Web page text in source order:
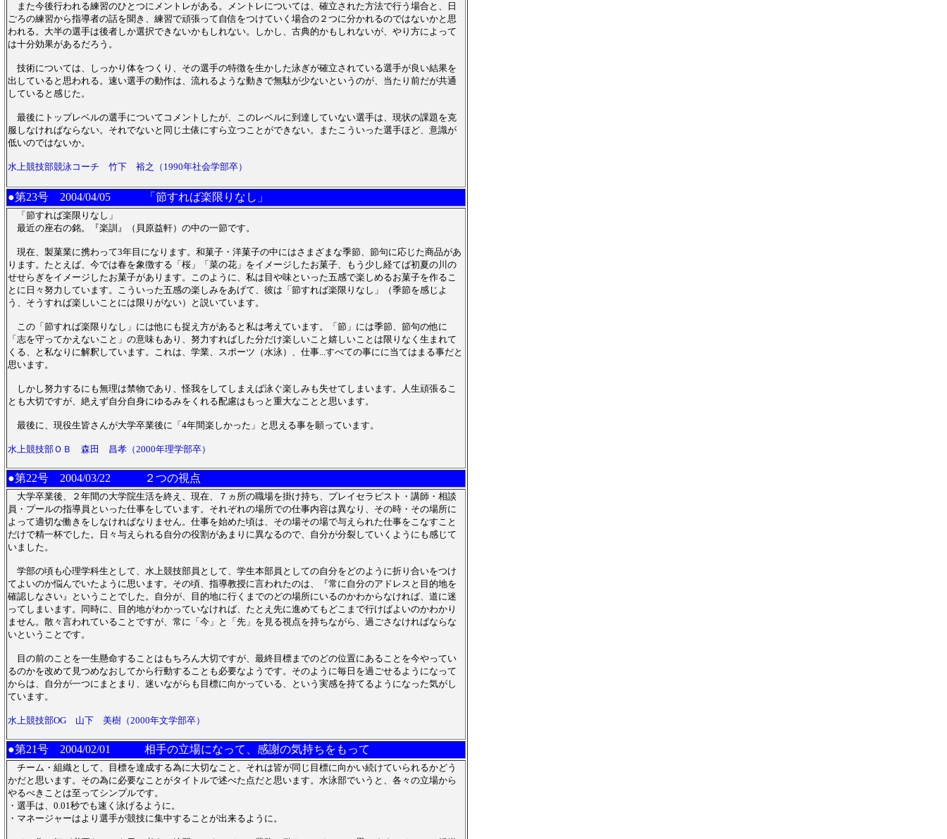
また今後行われる練習のひとつにメントレがある。メントレについては、確立された方法で行う場合と、日
ごろの練習から指導者の話を聞き、練習で頑張って自信をつけていく場合の２つに分かれるのではないかと思
われる。大半の選手は後者しか選択できないかもしれない。しかし、古典的かもしれないが、やり方によって
は十分効果があるだろう。
技術については、しっかり体をつくり、その選手の特徴を生かした泳ぎが確立されている選手が良い結果を
出していると思われる。速い選手の動作は、流れるような動きで無駄が少ないというのが、当たり前だが共通
していると感じた。
最後にトップレベルの選手についてコメントしたが、このレベルに到達していない選手は、現状の課題を克
服しなければならない。それでないと同じ土俵にすら立つことができない。またこういった選手ほど、意識が
低いのではないか。
水上競技部競泳コーチ 竹下 裕之（1990年社会学部卒）
●第23号 2004/04/05 「節すれば楽限りなし」
「節すれば楽限りなし」
最近の座右の銘。『楽訓』（貝原益軒）の中の一節です。
現在、製菓業に携わって3年目になります。和菓子・洋菓子の中にはさまざまな季節、節句に応じた商品があ
ります。たとえば、今では春を象徴する「桜」「菜の花」をイメージしたお菓子、もう少し経てば初夏の川の
せせらぎをイメージしたお菓子があります。このように、私は目や味といった五感で楽しめるお菓子を作るこ
とに日々努力しています。こういった五感の楽しみをあげて、彼は「節すれば楽限りなし」（季節を感じよ
う、そうすれば楽しいことには限りがない）と説いています。
この「節すれば楽限りなし」には他にも捉え方があると私は考えています。「節」には季節、節句の他に
「志を守ってかえないこと」の意味もあり、努力すればした分だけ楽しいこと嬉しいことは限りなく生まれて
くる、と私なりに解釈しています。これは、学業、スポーツ（水泳）、仕事...すべての事にに当てはまる事だと
思います。
しかし努力するにも無理は禁物であり、怪我をしてしまえば泳ぐ楽しみも失せてしまいます。人生頑張るこ
とも大切ですが、絶えず自分自身にゆるみをくれる配慮はもっと重大なことと思います。
最後に、現役生皆さんが大学卒業後に「4年間楽しかった」と思える事を願っています。
水上競技部ＯＢ 森田 昌孝（2000年理学部卒）
●第22号 2004/03/22 ２つの視点
大学卒業後、２年間の大学院生活を終え、現在、７ヵ所の職場を掛け持ち、プレイセラピスト・講師・相談
員・プールの指導員といった仕事をしています。それぞれの場所での仕事内容は異なり、その時・その場所に
よって適切な働きをしなければなりません。仕事を始めた頃は、その場その場で与えられた仕事をこなすこと
だけで精一杯でした。日々与えられる自分の役割があまりに異なるので、自分が分裂していくようにも感じて
いました。
学部の頃も心理学科生として、水上競技部員として、学生本部員としての自分をどのように折り合いをつけ
てよいのか悩んでいたように思います。その頃、指導教授に言われたのは、『常に自分のアドレスと目的地を
確認しなさい』ということでした。自分が、目的地に行くまでのどの場所にいるのかわからなければ、道に迷
ってしまいます。同時に、目的地がわかっていなければ、たとえ先に進めてもどこまで行けばよいのかわかり
ません。散々言われていることですが、常に「今」と「先」を見る視点を持ちながら、過ごさなければならな
いということです。
目の前のことを一生懸命することはもちろん大切ですが、最終目標までのどの位置にあることを今やってい
るのかを改めて見つめなおしてから行動することも必要なようです。そのように毎日を過ごせるようになって
からは、自分が一つにまとまり、迷いながらも目標に向かっている、という実感を持てるようになった気がし
ています。
水上競技部OG 山下 美樹（2000年文学部卒）
●第21号 2004/02/01 相手の立場になって、感謝の気持ちをもって
チーム・組織として、目標を達成する為に大切なこと。それは皆が同じ目標に向かい続けていられるかどう
かだと思います。その為に必要なことがタイトルで述べた点だと思います。水泳部でいうと、各々の立場から
やるべきことは至ってシンプルです。
・選手は、0.01秒でも速く泳げるように。
・マネージャーはより選手が競技に集中することが出来るように。